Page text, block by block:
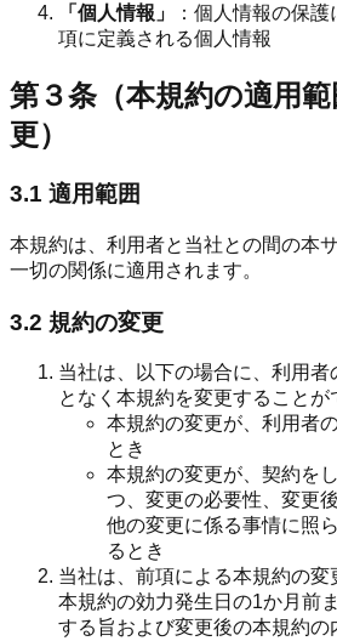
「個人情報」
：個人情報の保
項に定義される個人情報
第３条（本規約の適用
更）
3.1 適用範囲
本規約は、利用者と当社との間の本
一切の関係に適用されます。
3.2 規約の変更
当社は、以下の場合に、利用者
となく本規約を変更することが
本規約の変更が、利用者
とき
本規約の変更が、契約を
つ、変更の必要性、変更
他の変更に係る事情に照
るとき
当社は、前項による本規約の
本規約の効力発生日の1か月前
する旨および変更後の本規約の